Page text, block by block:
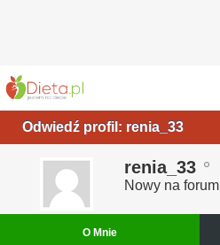
Odwiedź profil: renia_33
renia_33
Nowy na forum
O Mnie